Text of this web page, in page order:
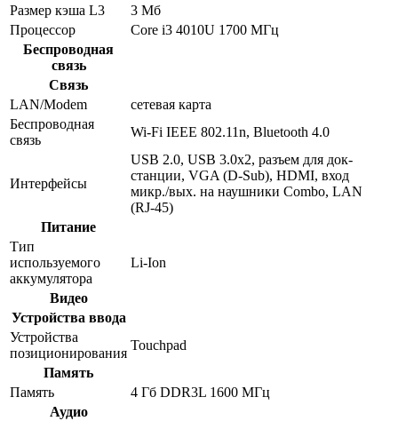
Размер кэша L3
3 Мб
Процессор
Core i3 4010U 1700 МГц
Беспроводная
связь
Связь
LAN/Modem
сетевая карта
Беспроводная
связь
Wi-Fi IEEE 802.11n, Bluetooth 4.0
Интерфейсы
USB 2.0, USB 3.0x2, разъем для док-
станции, VGA (D-Sub), HDMI, вход
микр./вых. на наушники Combo, LAN
(RJ-45)
Питание
Тип
используемого
аккумулятора
Li-Ion
Видео
Устройства ввода
Устройства
позиционирования
Touchpad
Память
Память
4 Гб DDR3L 1600 МГц
Аудио